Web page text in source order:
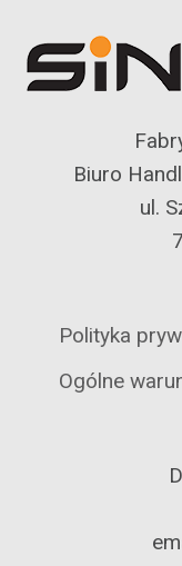
Biuro
ul.
Polityka
Ogólne